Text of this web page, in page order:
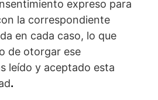
expreso para
la correspondiente
en cada caso, lo que
de otorgar ese
leído y aceptado esta
.